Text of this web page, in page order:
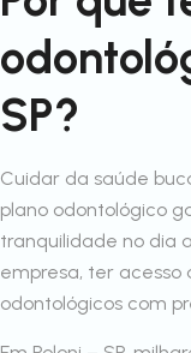
SP?
Cuidar da saúde
plano odontológico
tranquilidade no dia
empresa, ter
odontológicos com